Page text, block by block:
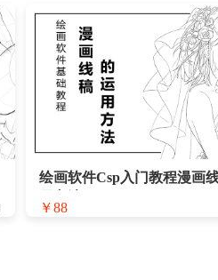
绘画软件Csp入门教程漫画
￥88